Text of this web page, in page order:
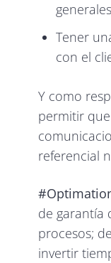
Tener
con el
Y como
permitir
referencial
de garantía
procesos;
invertir